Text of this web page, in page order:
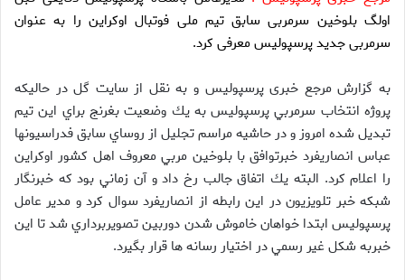
اولگ بلوخین سرمربی سابق تیم ملی فوتبال اوکراین را به عنوان
سرمربی جدید پرسپولیس معرفی کرد.
به گزارش مرجع خبری پرسپولیس و به نقل از سایت گل در حاليكه
پروژه انتخاب سرمربي پرسپوليس به يك وضعيت بغرنج براي اين تيم
تبديل شده امروز و در حاشيه مراسم تجليل از روساي سابق فدراسيونها
عباس انصاريفرد خبرتوافق با بلوخين مربي معروف اهل كشور اوكراين
را اعلام كرد. البته يك اتفاق جالب رخ داد و آن زماني بود كه خبرنگار
شبكه خبر تلويزيون در اين رابطه از انصاريفرد سوال كرد و مدير عامل
پرسپوليس ابتدا خواهان خاموش شدن دوربين تصويربرداري شد تا اين
خبربه شكل غير رسمي در اختيار رسانه ها قرار بگيرد.